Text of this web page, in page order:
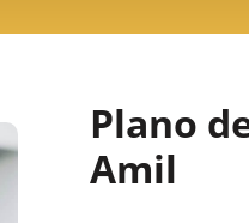
Plano
Amil